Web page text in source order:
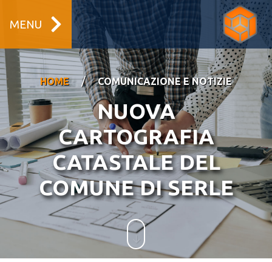
MENU
HOME / COMUNICAZIONE E NOTIZIE
NUOVA
CARTOGRAFIA
CATASTALE DEL
COMUNE DI SERLE